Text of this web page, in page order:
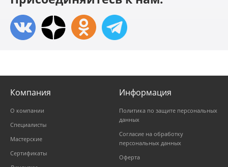
Компания
О компании
Специалисты
Мастерские
Сертификаты
Информация
Политика по защите персональных
данных
Согласие на обработку
персональных данных
Оферта